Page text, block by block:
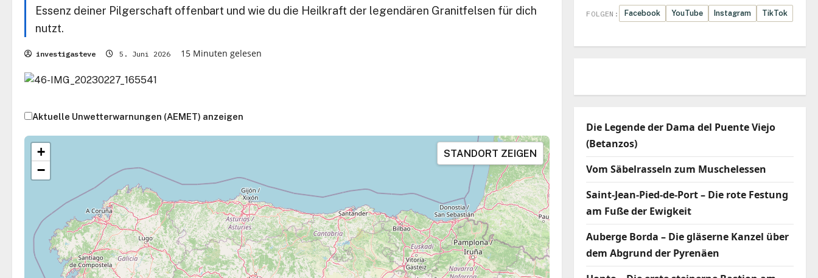
Essenz deiner Pilgerschaft offenbart und wie du die Heilkraft der legendären Granitfelsen für dich
nutzt.
investigasteve 5. Juni 2026 15 Minuten gelesen
Aktuelle Unwetterwarnungen (AEMET) anzeigen
+
−
STANDORT ZEIGEN
FOLGEN: Facebook YouTube Instagram TikTok
Die Legende der Dama del Puente Viejo
(Betanzos)
Vom Säbelrasseln zum Muschelessen
Saint-Jean-Pied-de-Port – Die rote Festung
am Fuße der Ewigkeit
Auberge Borda – Die gläserne Kanzel über
dem Abgrund der Pyrenäen